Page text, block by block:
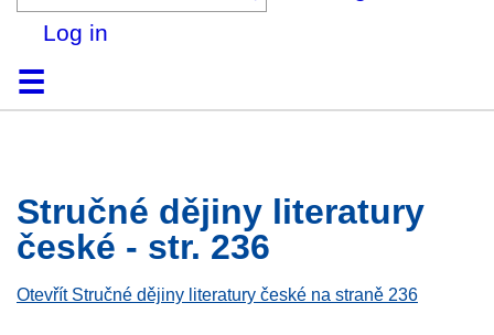
Log in
HomeBrowse
Search
About
HelpContactDigitalia
Stručné dějiny literatury
české - str. 236
Otevřít Stručné dějiny literatury české na straně 236